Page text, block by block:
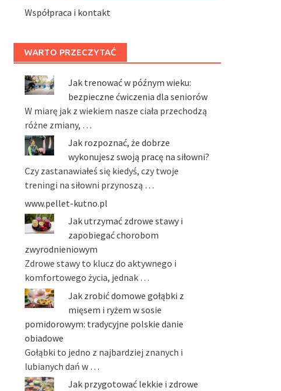
Współpraca i kontakt
WARTO PRZECZYTAĆ
Jak trenować w późnym wieku:
bezpieczne ćwiczenia dla seniorów
W miarę jak z wiekiem nasze ciała przechodzą
różne zmiany, …
Jak rozpoznać, że dobrze
wykonujesz swoją pracę na siłowni?
Czy zastanawiałeś się kiedyś, czy twoje
treningi na siłowni przynoszą …
www.pellet-kutno.pl
Jak utrzymać zdrowe stawy i
zapobiegać chorobom
zwyrodnieniowym
Zdrowe stawy to klucz do aktywnego i
komfortowego życia, jednak …
Jak zrobić domowe gołąbki z
mięsem i ryżem w sosie
pomidorowym: tradycyjne polskie danie
obiadowe
Gołąbki to jedno z najbardziej znanych i
lubianych dań w …
Jak przygotować lekkie i zdrowe